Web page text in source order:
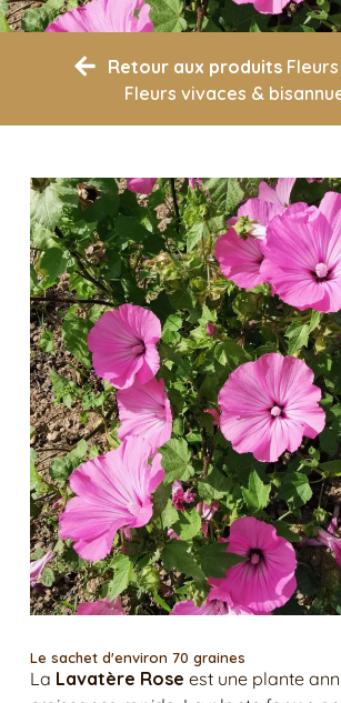
Retour aux produits
Fleurs vivaces &
Le sachet d'environ 70 graines
La Lavatère Rose est une plante